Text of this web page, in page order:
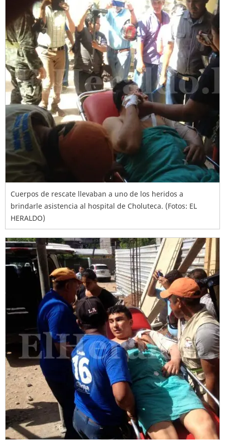
Cuerpos de rescate llevaban a uno de los heridos a
brindarle asistencia al hospital de Choluteca. (Fotos: EL
HERALDO)